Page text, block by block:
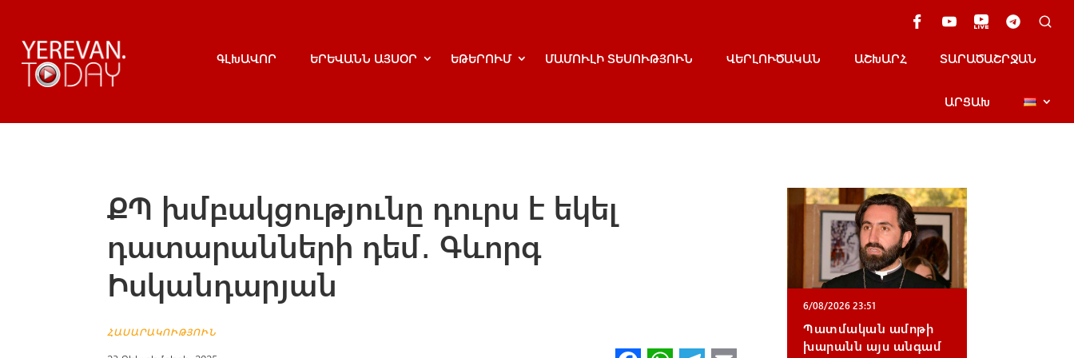
ԳԼԽԱՎՈՐ ԵՐԵՎԱՆՆ ԱՅՍՕՐ ԵԹԵՐՈՒՄ ՄԱՄՈՒԼԻ ՏԵՍՈՒԹՅՈՒՆ ՎԵՐԼՈՒԾԱԿԱՆ ԱՇԽԱՐՀ ՏԱՐԱԾԱՇՐՋԱՆ
ԱՐՑԱԽ
ՔՊ խմբակցությունը դուրս է եկել
դատարանների դեմ․ Գևորգ
Իսկանդարյան
ՀԱՍԱՐԱԿՈՒԹՅՈՒՆ
6/08/2026 23:51
Պատմական ամոթի
խարանն այս անգամ